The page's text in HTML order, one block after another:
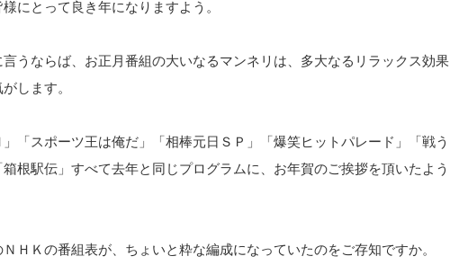
にとって良き年になりますよう。
うならば、お正月番組の大いなるマンネリは、多大なるリラックス効果
します。
」「スポーツ王は俺だ」「相棒元日ＳＰ」「爆笑ヒットパレード」「戦う
根駅伝」すべて去年と同じプログラムに、お年賀のご挨拶を頂いたよう
ＨＫの番組表が、ちょいと粋な編成になっていたのをご存知ですか。